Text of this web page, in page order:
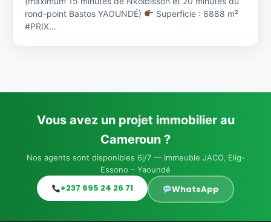
rond-point Bastos YAOUNDÉ)
Superficie : 8888 m²
#PRIX…
Vous avez un projet immobilier au
Cameroun ?
Nos agents sont disponibles 6j/7 — Immeuble JACO, Elig-
Essono – Yaoundé
+237 695 24 26 71 WhatsApp